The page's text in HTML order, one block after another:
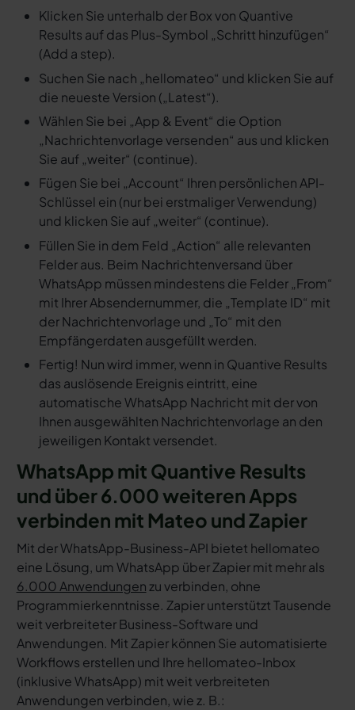
Klicken Sie unterhalb der Box von Quantive
Results auf das Plus-Symbol „Schritt hinzufügen“
(Add a step).
Suchen Sie nach „hellomateo“ und klicken Sie auf
die neueste Version („Latest“).
Wählen Sie bei „App & Event“ die Option
„Nachrichtenvorlage versenden“ aus und klicken
Sie auf „weiter“ (continue).
Fügen Sie bei „Account“ Ihren persönlichen API-
Schlüssel ein (nur bei erstmaliger Verwendung)
und klicken Sie auf „weiter“ (continue).
Füllen Sie in dem Feld „Action“ alle relevanten
Felder aus. Beim Nachrichtenversand über
WhatsApp müssen mindestens die Felder „From“
mit Ihrer Absendernummer, die „Template ID“ mit
der Nachrichtenvorlage und „To“ mit den
Empfängerdaten ausgefüllt werden.
Fertig! Nun wird immer, wenn in Quantive Results
das auslösende Ereignis eintritt, eine
automatische WhatsApp Nachricht mit der von
Ihnen ausgewählten Nachrichtenvorlage an den
jeweiligen Kontakt versendet.
WhatsApp mit Quantive Results
und über 6.000 weiteren Apps
verbinden mit Mateo und Zapier
Mit der WhatsApp-Business-API bietet hellomateo
eine Lösung, um WhatsApp über Zapier mit mehr als
6.000 Anwendungenzu verbinden, ohne
Programmierkenntnisse. Zapier unterstützt Tausende
weit verbreiteter Business-Software und
Anwendungen. Mit Zapier können Sie automatisierte
Workflows erstellen und Ihre hellomateo-Inbox
(inklusive WhatsApp) mit weit verbreiteten
Anwendungen verbinden, wie z. B.: